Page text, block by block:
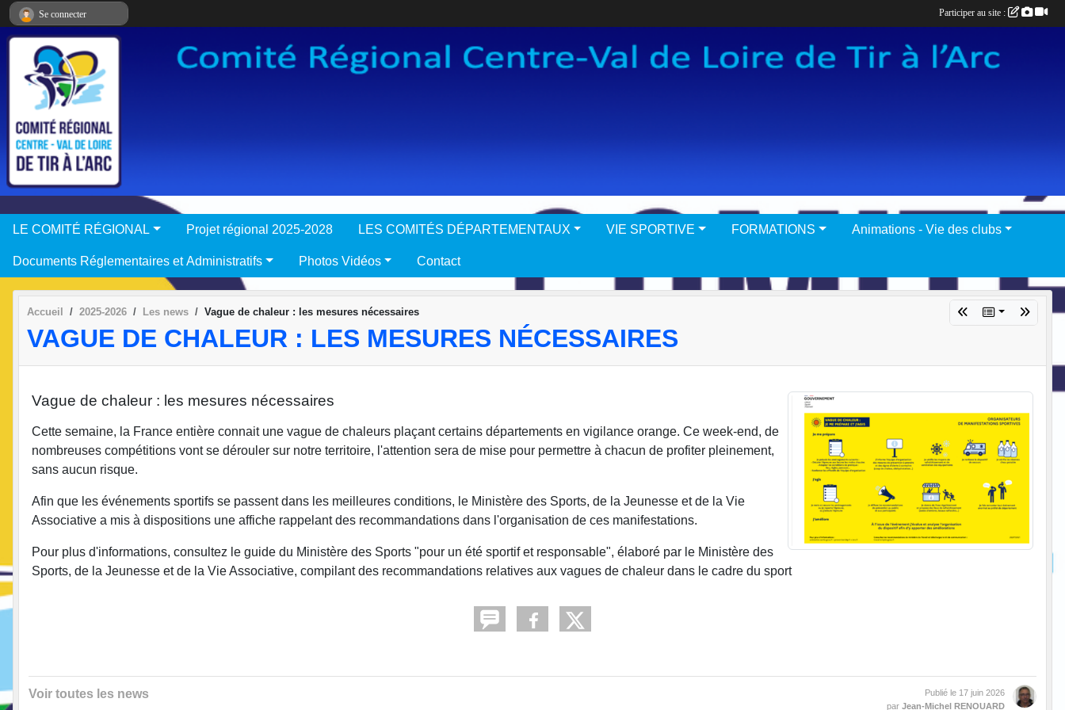
LE COMITÉ RÉGIONAL Projet régional 2025-2028 LES COMITÉS DÉPARTEMENTAUX VIE SPORTIVE FORMATIONS Animations - Vie des clubs
Documents Réglementaires et Administratifs Photos Vidéos Contact
Accueil 2025-2026 Les news Vague de chaleur : les mesures nécessaires
VAGUE DE CHALEUR : LES MESURES NÉCESSAIRES
Vague de chaleur : les mesures nécessaires
Cette semaine, la France entière connait une vague de chaleurs plaçant certains départements en vigilance orange. Ce week-end, de
nombreuses compétitions vont se dérouler sur notre territoire, l'attention sera de mise pour permettre à chacun de profiter pleinement,
sans aucun risque.
Afin que les événements sportifs se passent dans les meilleures conditions, le Ministère des Sports, de la Jeunesse et de la Vie
Associative a mis à dispositions une affiche rappelant des recommandations dans l'organisation de ces manifestations.
Pour plus d'informations, consultez le guide du Ministère des Sports "pour un été sportif et responsable", élaboré par le Ministère des
Sports, de la Jeunesse et de la Vie Associative, compilant des recommandations relatives aux vagues de chaleur dans le cadre du sport
Voir toutes les news Publié le 17 juin 2026
par Jean-Michel RENOUARD
Se connecter Participer au site :
Panneau de gestion des cookies